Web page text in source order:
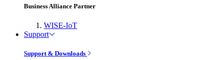
Business Alliance Partner
WISE-IoT
Support
Support & Downloads